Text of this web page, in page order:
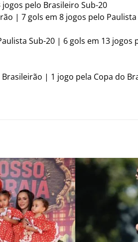
pelo Brasileiro Sub-20
| 7 gols em 8 jogos pelo
Sub-20 | 6 gols em 13 jogos
| 1 jogo pela Copa do